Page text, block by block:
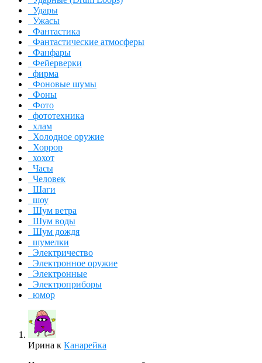
Удары
Ужасы
Фантастика
Фантастические атмосферы
Фанфары
Фейерверки
фирма
Фоновые шумы
Фоны
Фото
фототехника
хлам
Холодное оружие
Хоррор
хохот
Часы
Человек
Шаги
шоу
Шум ветра
Шум воды
Шум дождя
шумелки
Электричество
Электронное оружие
Электронные
Электроприборы
юмор
Ирина к Канарейка